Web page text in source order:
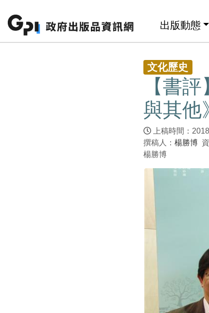
出版動態
文化歷史
【書
與其他
上稿時間：
撰稿人： 楊勝博
楊勝博